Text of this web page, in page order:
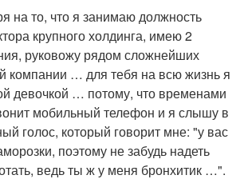
на то, что я занимаю должность
крупного холдинга, имею 2
руковожу рядом сложнейших
компании … для тебя на всю жизнь я
девочкой … потому, что временами
мобильный телефон и я слышу в
голос, который говорит мне: "у вас
поэтому не забудь надеть
ведь ты ж у меня бронхитик …".